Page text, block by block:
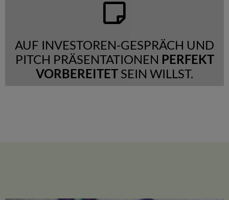
AUF INVESTOREN-GESPRÄCH UND
PITCH PRÄSENTATIONEN PERFEKT
VORBEREITET SEIN WILLST.